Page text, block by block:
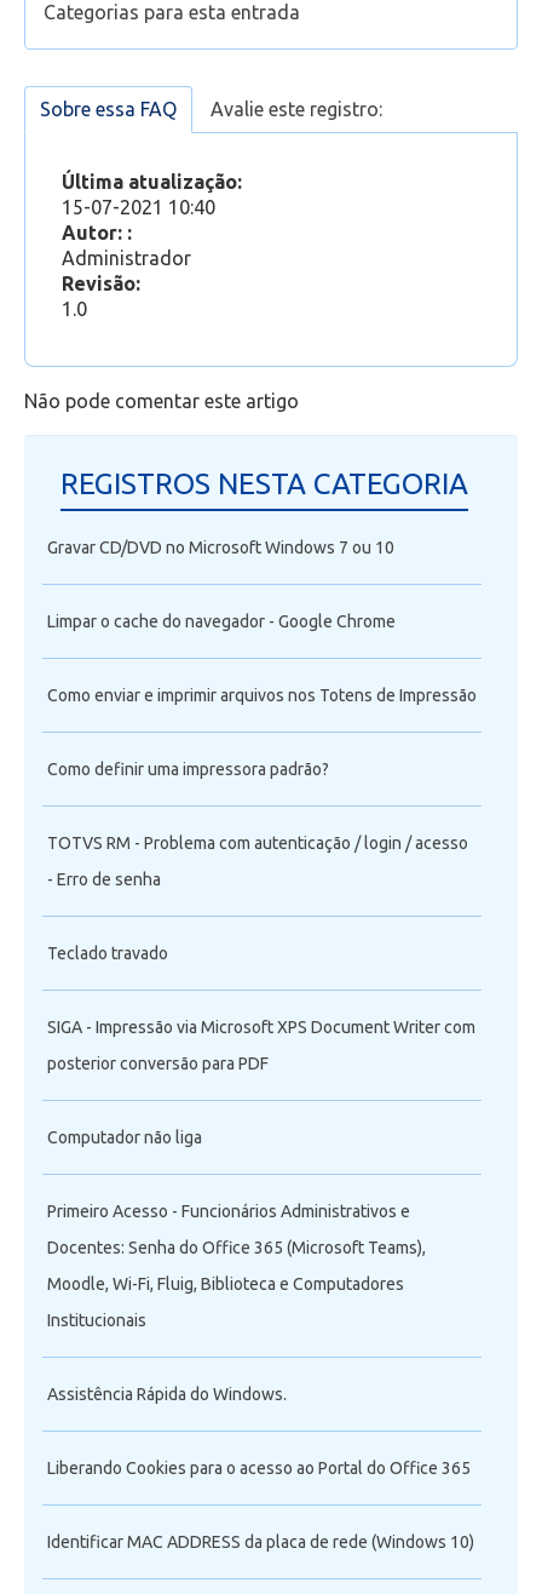
2016 (e-mail @pucsp.br antigo)
Configurar conta de e-mail no Outlook do Office
Configurar leitura de e-mail no Outlook
App/Mobile (e-mail @pucsp.br antigo)
Categorias para esta entrada
Office 365»Outlook Web
Sobre essa FAQ Avalie este registro:
Última atualização:
15-07-2021 10:40
Autor: :
Administrador
Revisão:
1.0
Não pode comentar este artigo
REGISTROS NESTA CATEGORIA
Gravar CD/DVD no Microsoft Windows 7 ou 10
Limpar o cache do navegador - Google Chrome
Como enviar e imprimir arquivos nos Totens de Impressão
Como definir uma impressora padrão?
TOTVS RM - Problema com autenticação / login / acesso
- Erro de senha
Teclado travado
SIGA - Impressão via Microsoft XPS Document Writer com
posterior conversão para PDF
Computador não liga
Primeiro Acesso - Funcionários Administrativos e
Docentes: Senha do Office 365 (Microsoft Teams),
Moodle, Wi-Fi, Fluig, Biblioteca e Computadores
Institucionais
Assistência Rápida do Windows.
Liberando Cookies para o acesso ao Portal do Office 365
Identificar MAC ADDRESS da placa de rede (Windows 10)